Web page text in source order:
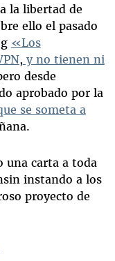
la libertad de
ello el pasado
«Los
, y no tienen ni
desde
aprobado por la
se someta a
una carta a toda
instando a los
proyecto de